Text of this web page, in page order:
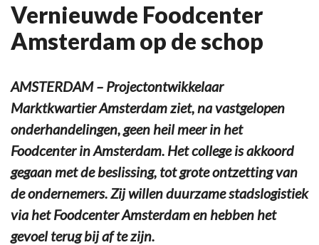
Vernieuwde Foodcenter
Amsterdam op de schop
AMSTERDAM – Projectontwikkelaar
Marktkwartier Amsterdam ziet, na vastgelopen
onderhandelingen, geen heil meer in het
Foodcenter in Amsterdam. Het college is akkoord
gegaan met de beslissing, tot grote ontzetting van
de ondernemers. Zij willen duurzame stadslogistiek
via het Foodcenter Amsterdam en hebben het
gevoel terug bij af te zijn.